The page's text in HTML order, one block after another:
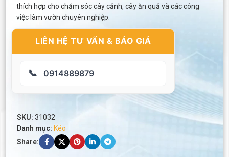
thích hợp cho chăm sóc cây cảnh, cây ăn quả và các công
việc làm vườn chuyên nghiệp.
LIÊN HỆ TƯ VẤN & BÁO GIÁ
📞 0914889879
SKU: 31032
Danh mục: Kéo
Share: